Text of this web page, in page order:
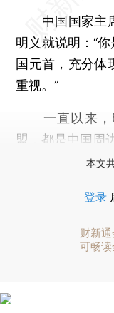
中国国家主席
明义就说明：“
国元首，充分体
重视。”
一直以来，
盟，都是中国周
本文
登录
财新通
可畅读